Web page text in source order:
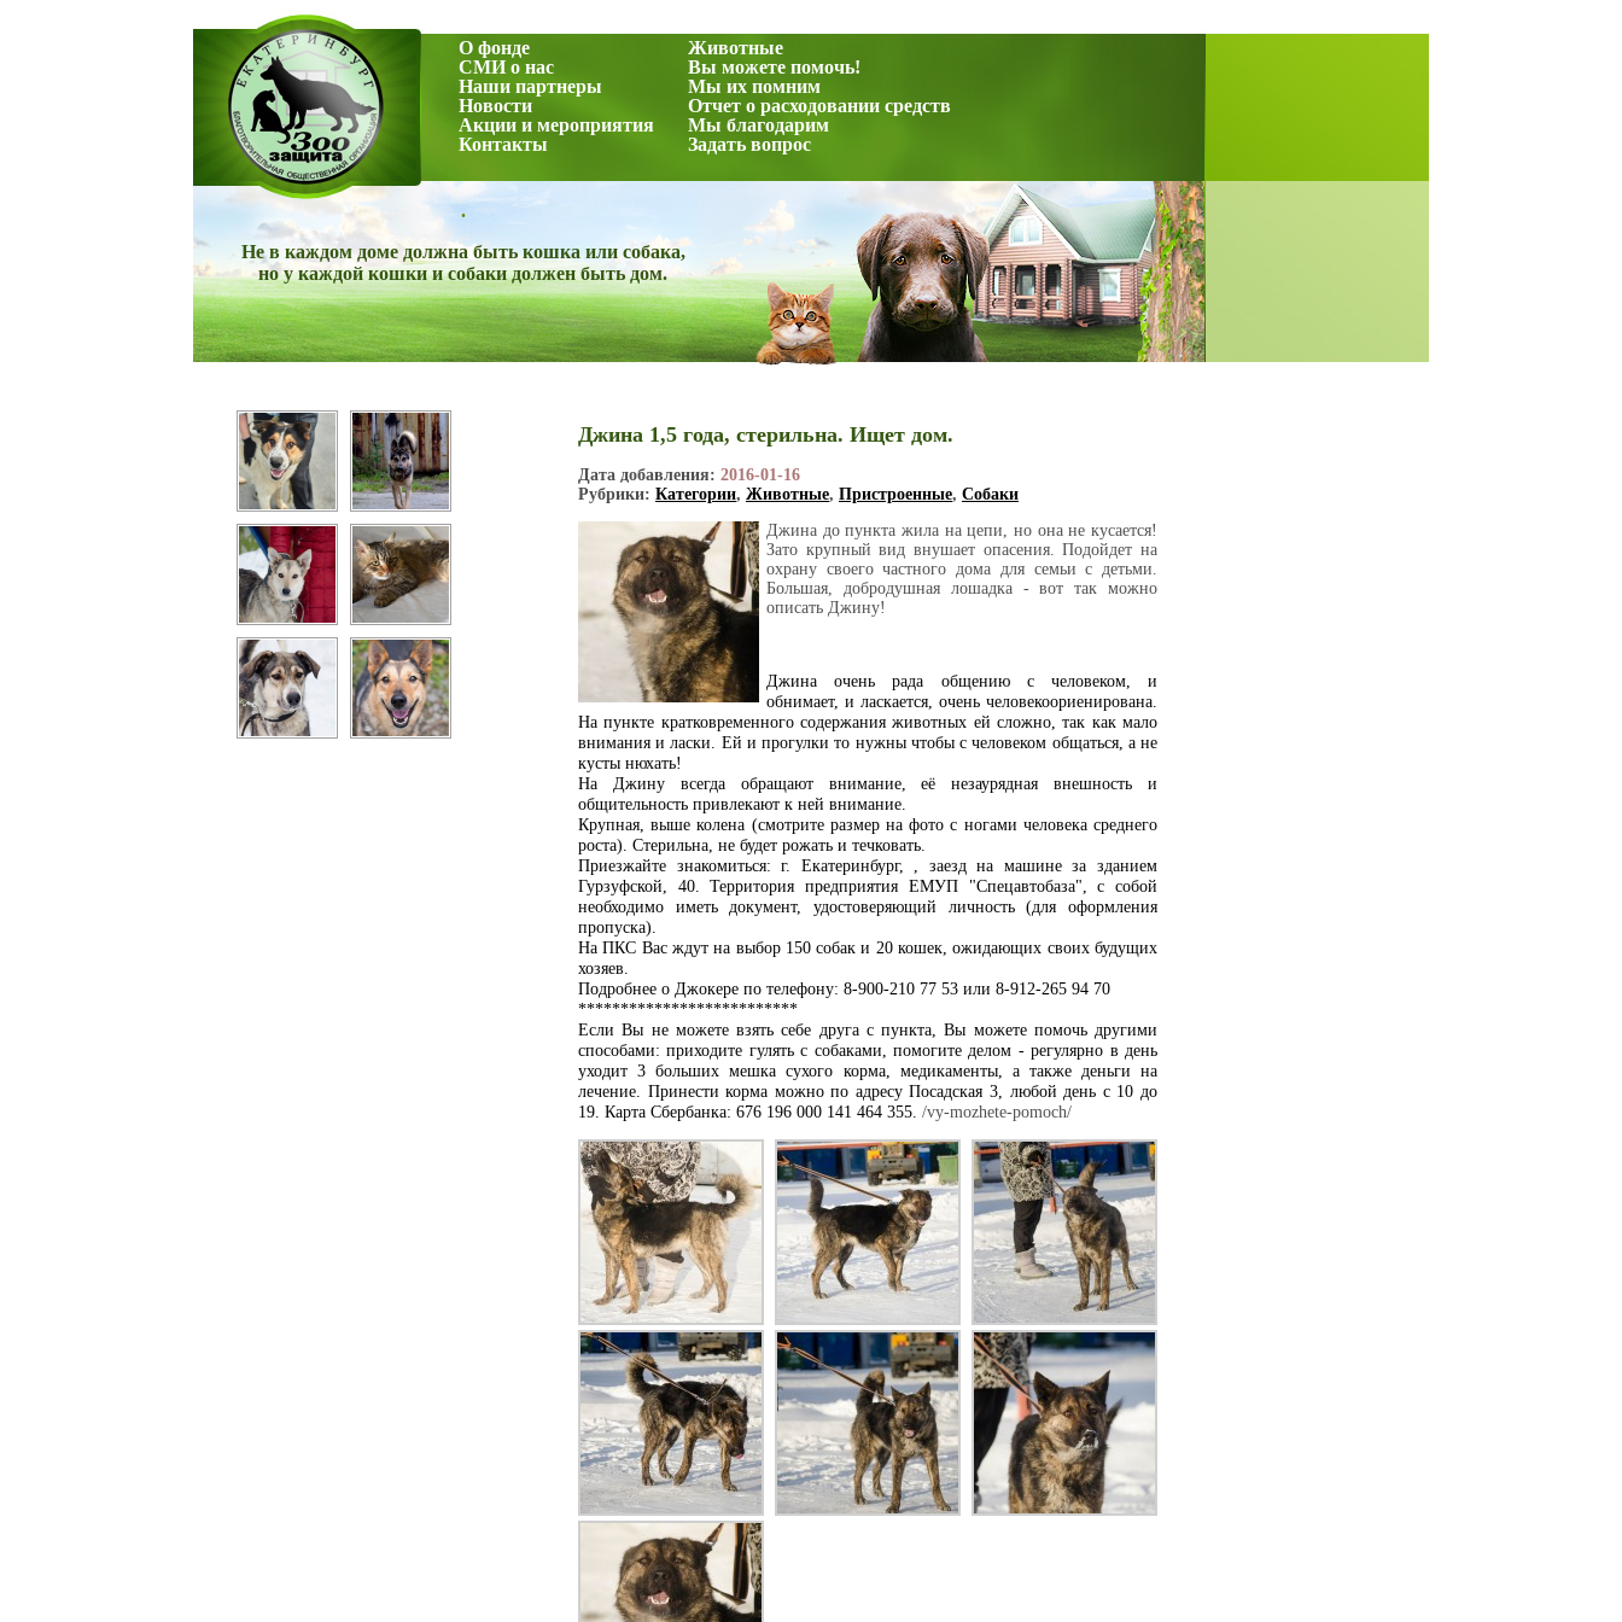
О фонде
СМИ о нас
Наши партнеры
Новости
Акции и мероприятия
Контакты
Животные
Вы можете помочь!
Мы их помним
Отчет о расходовании средств
Мы благодарим
Задать вопрос
.
Не в каждом доме должна быть кошка или собака,
но у каждой кошки и собаки должен быть дом.
Джина 1,5 года, стерильна. Ищет дом.
Дата добавления: 2016-01-16
Рубрики: Категории, Животные, Пристроенные, Cобаки
Джина до пункта жила на цепи, но она не кусается!
Зато крупный вид внушает опасения. Подойдет на
охрану своего частного дома для семьи с детьми.
Большая, добродушная лошадка - вот так можно
описать Джину!
Джина очень рада общению с человеком, и
обнимает, и ласкается, очень человекоориенирована.
На пункте кратковременного содержания животных ей сложно, так как мало
внимания и ласки. Ей и прогулки то нужны чтобы с человеком общаться, а не
кусты нюхать!
На Джину всегда обращают внимание, её незаурядная внешность и
общительность привлекают к ней внимание.
Крупная, выше колена (смотрите размер на фото с ногами человека среднего
роста). Стерильна, не будет рожать и течковать.
Приезжайте знакомиться: г. Екатеринбург, , заезд на машине за зданием
Гурзуфской, 40. Территория предприятия ЕМУП "Спецавтобаза", с собой
необходимо иметь документ, удостоверяющий личность (для оформления
пропуска).
На ПКС Вас ждут на выбор 150 собак и 20 кошек, ожидающих своих будущих
хозяев.
Подробнее о Джокере по телефону: 8-900-210 77 53 или 8-912-265 94 70
**************************
Если Вы не можете взять себе друга с пункта, Вы можете помочь другими
способами: приходите гулять с собаками, помогите делом - регулярно в день
уходит 3 больших мешка сухого корма, медикаменты, а также деньги на
лечение. Принести корма можно по адресу Посадская 3, любой день с 10 до
19. Карта Сбербанка: 676 196 000 141 464 355. /vy-mozhete-pomoch/